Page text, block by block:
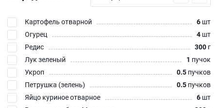
Картофель отварной 6 шт
Огурец
4 шт
Редис
300 г
Лук зеленый
1 пучок
Укроп
0.5 пучков
Петрушка (зелень)
0.5 пучков
Яйцо куриное отварное
6 шт